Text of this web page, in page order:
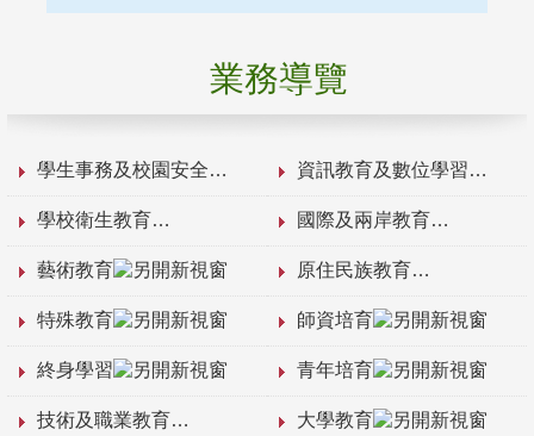
業務導覽
學生事務及校園安全 資訊教育及數位學習
學校衛生教育 國際及兩岸教育
藝術教育 原住民族教育
特殊教育 師資培育
終身學習 青年培育
技術及職業教育 大學教育